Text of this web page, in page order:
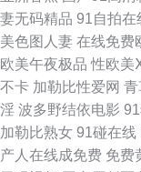
成人另类 在线看黄
频 精品久久入 91prom
性 伊人久久精品 91人
天堂网av 色宗黑人 在线
妻无码精品 91自拍在
美色图人妻 在线免费
欧美午夜极品 性欧
不卡 加勒比性爱网 青
淫 波多野结依电影
加勒比熟女 91碰在线
产人在线成免费 免费